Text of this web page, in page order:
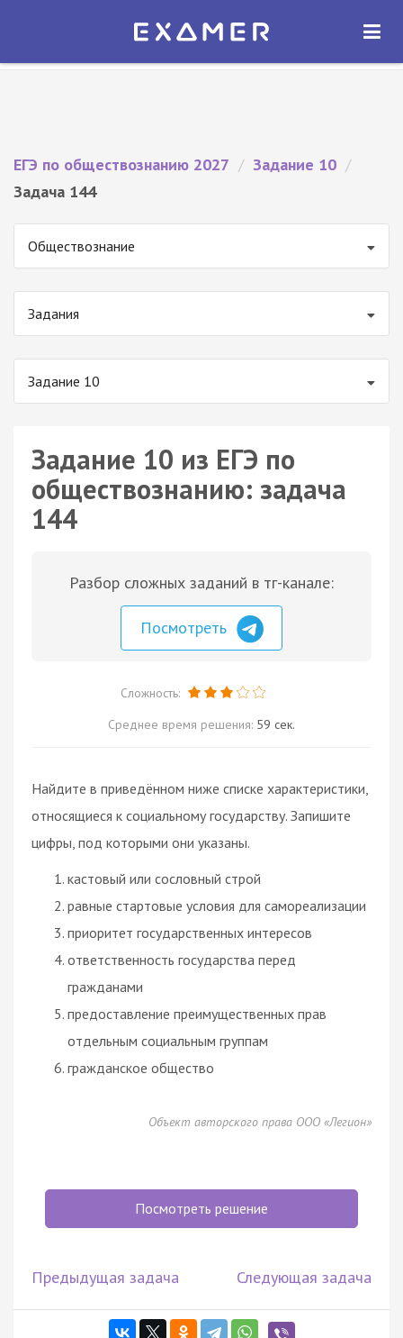
Экзамер — ЕГЭ 2027
ОТКРЫТЬ
ЕГЭ по обществознанию 2027 / Задание 10 /
Задача 144
Обществознание
Задания
Задание 10
Задание 10 из ЕГЭ по
обществознанию: задача
144
Разбор сложных заданий в тг-канале:
Посмотреть
Сложность:
Среднее время решения: 59 сек.
Найдите в приведённом ниже списке характеристики,
относящиеся к социальному государству. Запишите
цифры, под которыми они указаны.
кастовый или сословный строй
равные стартовые условия для самореализации
приоритет государственных интересов
ответственность государства перед
гражданами
предоставление преимущественных прав
отдельным социальным группам
гражданское общество
Объект авторского права ООО «Легион»
Посмотреть решение
Предыдущая задача Следующая задача